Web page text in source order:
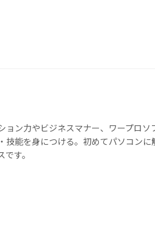
ョン力やビジネスマナー、ワープロ
技能を身につける。初めてパソコン
す。